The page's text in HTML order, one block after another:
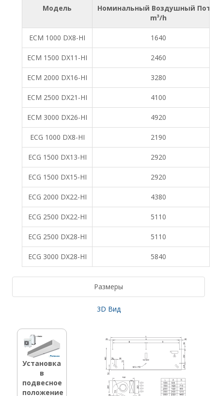
Модель
Номинальный Воздушный
m³/h
ECM 1000 DX8-HI 1640
ECM 1500 DX11-HI 2460
ECM 2000 DX16-HI 3280
ECM 2500 DX21-HI 4100
ECM 3000 DX26-HI 4920
ECG 1000 DX8-HI 2190
ECG 1500 DX13-HI 2920
ECG 1500 DX15-HI 2920
ECG 2000 DX22-HI 4380
ECG 2500 DX22-HI 5110
ECG 2500 DX28-HI 5110
ECG 3000 DX28-HI 5840
Размеры
3D Вид
Установка
в
подвесное
положение